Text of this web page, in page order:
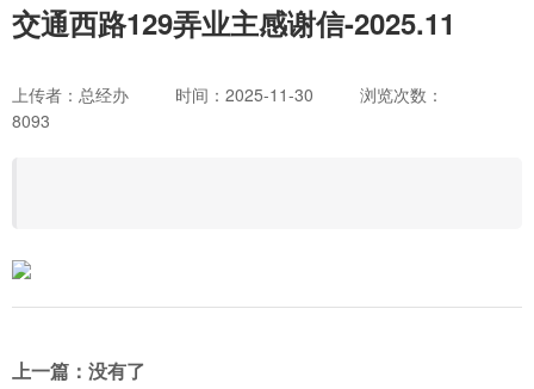
交通西路129弄业主感谢信-2025.11
上传者：总经办 时间：2025-11-30
浏览次数：
8093
上一篇：没有了